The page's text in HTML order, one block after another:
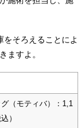
そろえることによ
ますよ。
（モティバ）：1,1
）